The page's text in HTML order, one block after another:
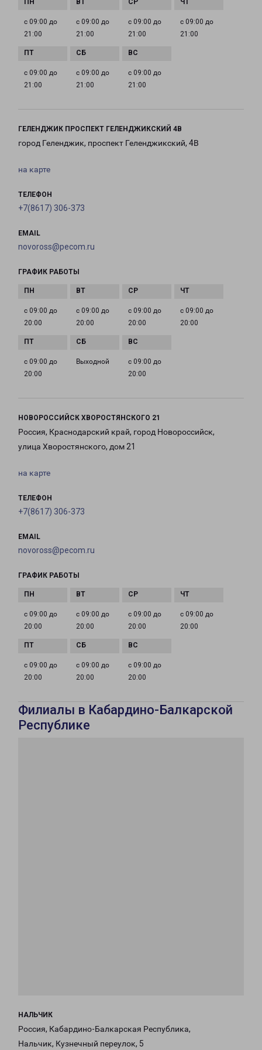
с 09:00 до
21:00
с 09:00 до
21:00
с 09:00 до
21:00
с 09:00 до
21:00
с 09:00 до
21:00
с 09:00 до
21:00
с 09:00 до
21:00
ГЕЛЕНДЖИК ПРОСПЕКТ ГЕЛЕНДЖИКСКИЙ 4В
город Геленджик, проспект Геленджикский, 4В
на карте
ТЕЛЕФОН
+7(8617) 306-373
EMAIL
novoross@pecom.ru
ГРАФИК РАБОТЫ
с 09:00 до
20:00
с 09:00 до
20:00
с 09:00 до
20:00
с 09:00 до
20:00
с 09:00 до
20:00
Выходной
с 09:00 до
20:00
НОВОРОССИЙСК ХВОРОСТЯНСКОГО 21
Россия, Краснодарский край, город Новороссийск,
улица Хворостянского, дом 21
на карте
ТЕЛЕФОН
+7(8617) 306-373
EMAIL
novoross@pecom.ru
ГРАФИК РАБОТЫ
с 09:00 до
20:00
с 09:00 до
20:00
с 09:00 до
20:00
с 09:00 до
20:00
с 09:00 до
20:00
с 09:00 до
20:00
с 09:00 до
20:00
Филиалы в Кабардино-Балкарской
Республике
НАЛЬЧИК
Россия, Кабардино-Балкарская Республика,
Нальчик, Кузнечный переулок, 5